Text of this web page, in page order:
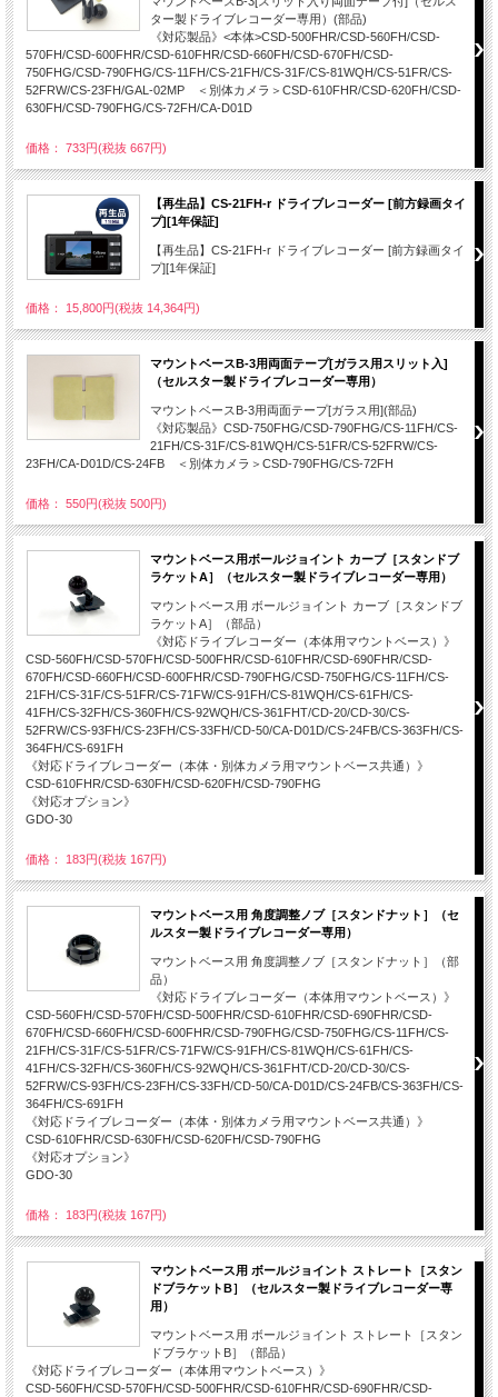
ター製ドライブレコーダー専用）(部品)
《対応製品》<本体>CSD-500FHR/CSD-560FH/CSD-
570FH/CSD-600FHR/CSD-610FHR/CSD-660FH/CSD-670FH/CSD-
750FHG/CSD-790FHG/CS-11FH/CS-21FH/CS-31F/CS-81WQH/CS-51FR/CS-
52FRW/CS-23FH/GAL-02MP ＜別体カメラ＞CSD-610FHR/CSD-620FH/CSD-
630FH/CSD-790FHG/CS-72FH/CA-D01D
価格： 733円(税抜 667円)
【再生品】CS-21FH-r ドライブレコーダー [前方録画タイ
プ][1年保証]
【再生品】CS-21FH-r ドライブレコーダー [前方録画タイ
プ][1年保証]
価格： 15,800円(税抜 14,364円)
マウントベースB-3用両面テープ[ガラス用スリット入]
（セルスター製ドライブレコーダー専用）
マウントベースB-3用両面テープ[ガラス用](部品)
《対応製品》CSD-750FHG/CSD-790FHG/CS-11FH/CS-
21FH/CS-31F/CS-81WQH/CS-51FR/CS-52FRW/CS-
23FH/CA-D01D/CS-24FB ＜別体カメラ＞CSD-790FHG/CS-72FH
価格： 550円(税抜 500円)
マウントベース用ボールジョイント カーブ［スタンドブ
ラケットA］（セルスター製ドライブレコーダー専用）
マウントベース用 ボールジョイント カーブ［スタンドブ
ラケットA］（部品）
《対応ドライブレコーダー（本体用マウントベース）》
CSD-560FH/CSD-570FH/CSD-500FHR/CSD-610FHR/CSD-690FHR/CSD-
670FH/CSD-660FH/CSD-600FHR/CSD-790FHG/CSD-750FHG/CS-11FH/CS-
21FH/CS-31F/CS-51FR/CS-71FW/CS-91FH/CS-81WQH/CS-61FH/CS-
41FH/CS-32FH/CS-360FH/CS-92WQH/CS-361FHT/CD-20/CD-30/CS-
52FRW/CS-93FH/CS-23FH/CS-33FH/CD-50/CA-D01D/CS-24FB/CS-363FH/CS-
364FH/CS-691FH
《対応ドライブレコーダー（本体・別体カメラ用マウントベース共通）》
CSD-610FHR/CSD-630FH/CSD-620FH/CSD-790FHG
《対応オプション》
GDO-30
価格： 183円(税抜 167円)
マウントベース用 角度調整ノブ［スタンドナット］（セ
ルスター製ドライブレコーダー専用）
マウントベース用 角度調整ノブ［スタンドナット］（部
品）
《対応ドライブレコーダー（本体用マウントベース）》
CSD-560FH/CSD-570FH/CSD-500FHR/CSD-610FHR/CSD-690FHR/CSD-
670FH/CSD-660FH/CSD-600FHR/CSD-790FHG/CSD-750FHG/CS-11FH/CS-
21FH/CS-31F/CS-51FR/CS-71FW/CS-91FH/CS-81WQH/CS-61FH/CS-
41FH/CS-32FH/CS-360FH/CS-92WQH/CS-361FHT/CD-20/CD-30/CS-
52FRW/CS-93FH/CS-23FH/CS-33FH/CD-50/CA-D01D/CS-24FB/CS-363FH/CS-
364FH/CS-691FH
《対応ドライブレコーダー（本体・別体カメラ用マウントベース共通）》
CSD-610FHR/CSD-630FH/CSD-620FH/CSD-790FHG
《対応オプション》
GDO-30
価格： 183円(税抜 167円)
マウントベース用 ボールジョイント ストレート［スタン
ドブラケットB］（セルスター製ドライブレコーダー専
用）
マウントベース用 ボールジョイント ストレート［スタン
ドブラケットB］（部品）
《対応ドライブレコーダー（本体用マウントベース）》
CSD-560FH/CSD-570FH/CSD-500FHR/CSD-610FHR/CSD-690FHR/CSD-